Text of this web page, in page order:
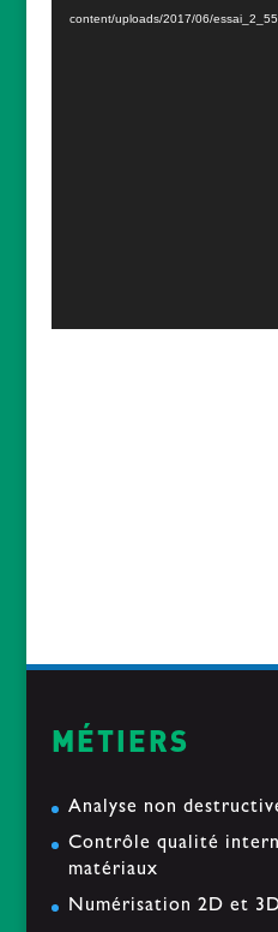
content/uploads/2017/06/
MÉTIERS
Analyse non
Contrôle qualité
matériaux
Numérisation 2D et